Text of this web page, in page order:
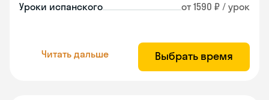
Уроки испанского от 1590 ₽ / урок
Читать дальше Выбрать время